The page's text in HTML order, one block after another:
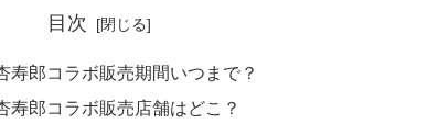
目次
寿郎コラボ販売期間いつまで？
寿郎コラボ販売店舗はどこ？